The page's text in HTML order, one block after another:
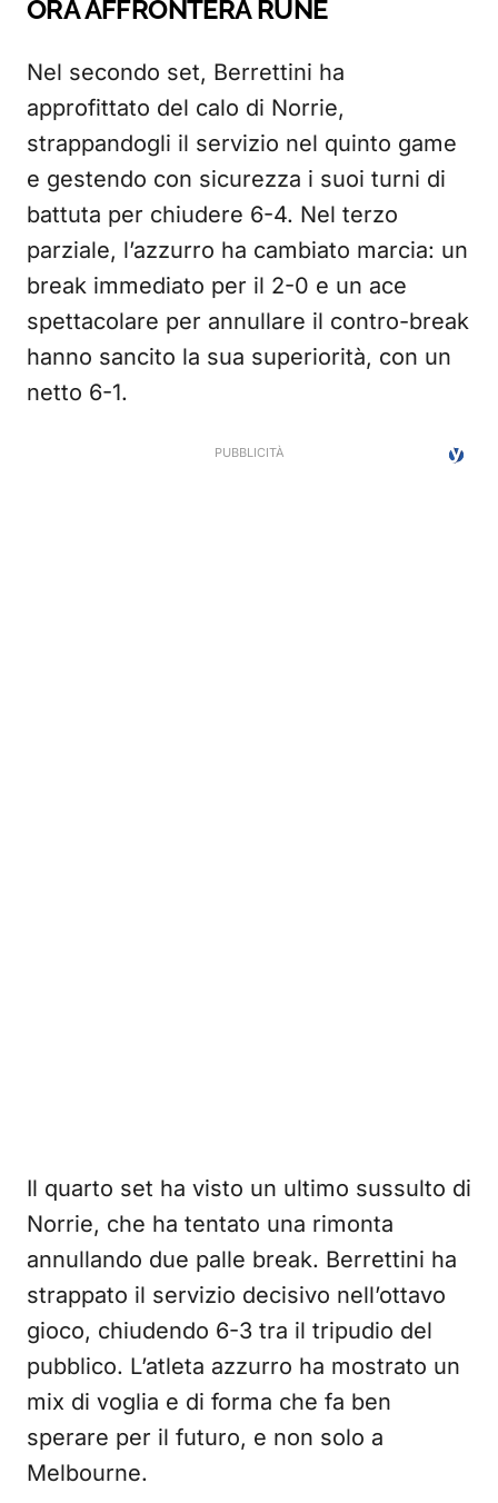
ORA AFFRONTERÀ RUNE
Nel secondo set, Berrettini ha
approfittato del calo di Norrie,
strappandogli il servizio nel quinto game
e gestendo con sicurezza i suoi turni di
battuta per chiudere 6-4. Nel terzo
parziale, l’azzurro ha cambiato marcia: un
break immediato per il 2-0 e un ace
spettacolare per annullare il contro-break
hanno sancito la sua superiorità, con un
netto 6-1.
Il quarto set ha visto un ultimo sussulto di
Norrie, che ha tentato una rimonta
annullando due palle break. Berrettini ha
strappato il servizio decisivo nell’ottavo
gioco, chiudendo 6-3 tra il tripudio del
pubblico. L’atleta azzurro ha mostrato un
mix di voglia e di forma che fa ben
sperare per il futuro, e non solo a
Melbourne.